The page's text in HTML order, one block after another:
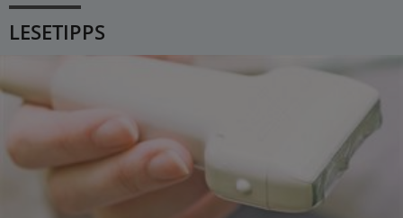
LESETIPPS